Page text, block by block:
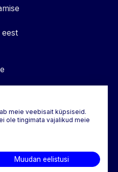
meie veebisait küpsiseid.
ole tingimata vajalikud meie
Muudan eelistusi